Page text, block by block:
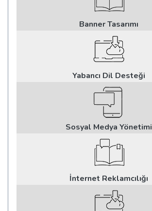
Banner Tasarımı
Yabancı Dil Desteği
Sosyal Medya Yönetimi
İnternet Reklamcılığı